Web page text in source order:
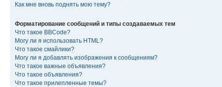
Как мне вновь поднять мою тему?
Форматирование сообщений и типы создаваемых тем
Что такое BBCode?
Могу ли я использовать HTML?
Что такое смайлики?
Могу ли я добавлять изображения к сообщениям?
Что такое важные объявления?
Что такое объявления?
Что такое прилепленные темы?